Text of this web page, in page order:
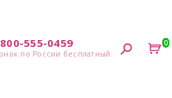
0
555-0459